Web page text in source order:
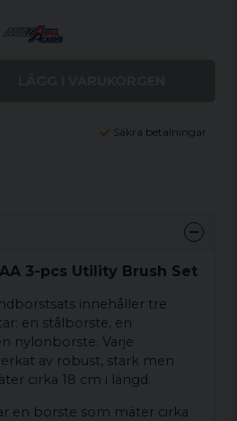
Säkra betalningar
3-pcs Utility Brush Set
innehåller tre
en stålborste, en
nylonborste. Varje
av robust, stark men
cirka 18 cm i längd.
en borste som mäter cirka